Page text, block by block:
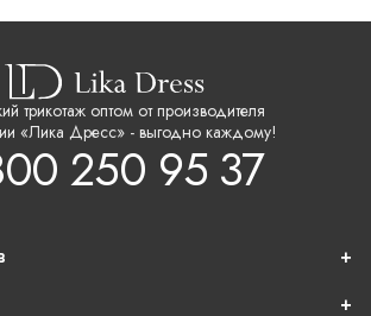
трикотаж оптом от производителя
«Лика Дресс» - выгодно каждому!
250 95 37